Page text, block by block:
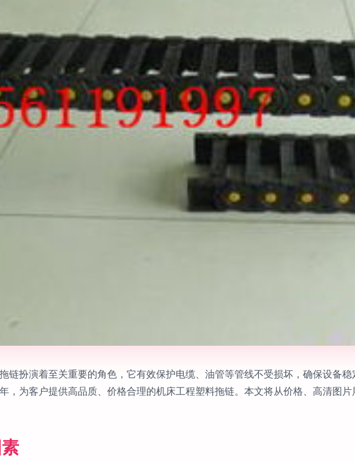
链扮演着至关重要的角色，它有效保护电缆、油管等管线不受损坏，确保设备
，为客户提供高品质、价格合理的机床工程塑料拖链。本文将从价格、高清图